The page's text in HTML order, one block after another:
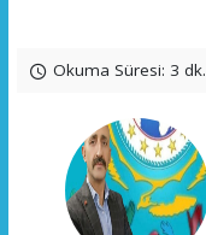
Okuma Süresi: 3 dk.